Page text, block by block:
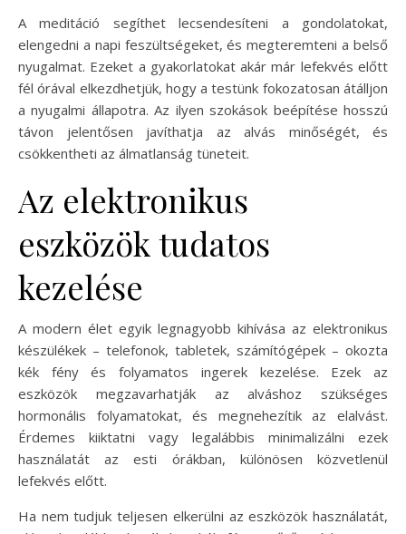
A meditáció segíthet lecsendesíteni a gondolatokat,
elengedni a napi feszültségeket, és megteremteni a belső
nyugalmat. Ezeket a gyakorlatokat akár már lefekvés előtt
fél órával elkezdhetjük, hogy a testünk fokozatosan átálljon
a nyugalmi állapotra. Az ilyen szokások beépítése hosszú
távon jelentősen javíthatja az alvás minőségét, és
csökkentheti az álmatlanság tüneteit.
Az elektronikus
eszközök tudatos
kezelése
A modern élet egyik legnagyobb kihívása az elektronikus
készülékek – telefonok, tabletek, számítógépek – okozta
kék fény és folyamatos ingerek kezelése. Ezek az
eszközök megzavarhatják az alváshoz szükséges
hormonális folyamatokat, és megnehezítik az elalvást.
Érdemes kiiktatni vagy legalábbis minimalizálni ezek
használatát az esti órákban, különösen közvetlenül
lefekvés előtt.
Ha nem tudjuk teljesen elkerülni az eszközök használatát,